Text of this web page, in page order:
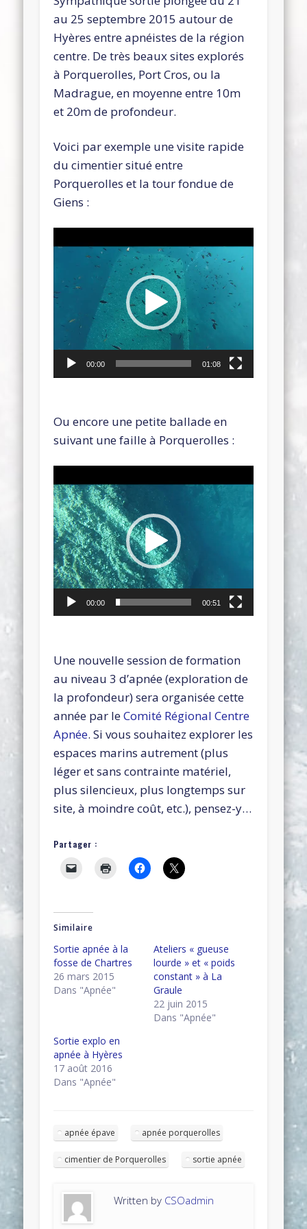
au 25 septembre 2015 autour de
Hyères entre apnéistes de la région
centre. De très beaux sites explorés
à Porquerolles, Port Cros, ou la
Madrague, en moyenne entre 10m
et 20m de profondeur.
Voici par exemple une visite rapide
du cimentier situé entre
Porquerolles et la tour fondue de
Giens :
00:00 01:08
Ou encore une petite ballade en
suivant une faille à Porquerolles :
vidéo
00:00 00:51
Une nouvelle session de formation
au niveau 3 d’apnée (exploration de
la profondeur) sera organisée cette
année par leComité Régional Centre
Apnée. Si vous souhaitez explorer les
espaces marins autrement (plus
léger et sans contrainte matériel,
plus silencieux, plus longtemps sur
site, à moindre coût, etc.), pensez-y…
Partager :
Similaire
Sortie apnée à la
fosse de Chartres
26 mars 2015
Dans "Apnée"
Ateliers « gueuse
lourde » et « poids
constant » à La
Graule
22 juin 2015
Dans "Apnée"
Sortie explo en
apnée à Hyères
17 août 2016
Dans "Apnée"
apnée épave apnée porquerolles
cimentier de Porquerolles sortie apnée
Written by CSOadmin